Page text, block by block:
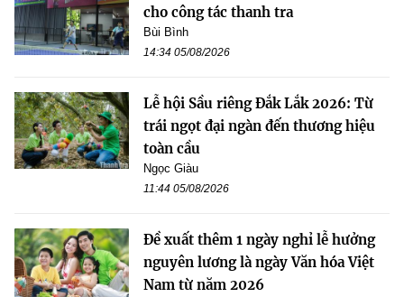
cho công tác thanh tra
Bùi Bình
14:34 05/08/2026
Lễ hội Sầu riêng Đắk Lắk 2026: Từ
trái ngọt đại ngàn đến thương hiệu
toàn cầu
Ngọc Giàu
11:44 05/08/2026
Đề xuất thêm 1 ngày nghỉ lễ hưởng
nguyên lương là ngày Văn hóa Việt
Nam từ năm 2026